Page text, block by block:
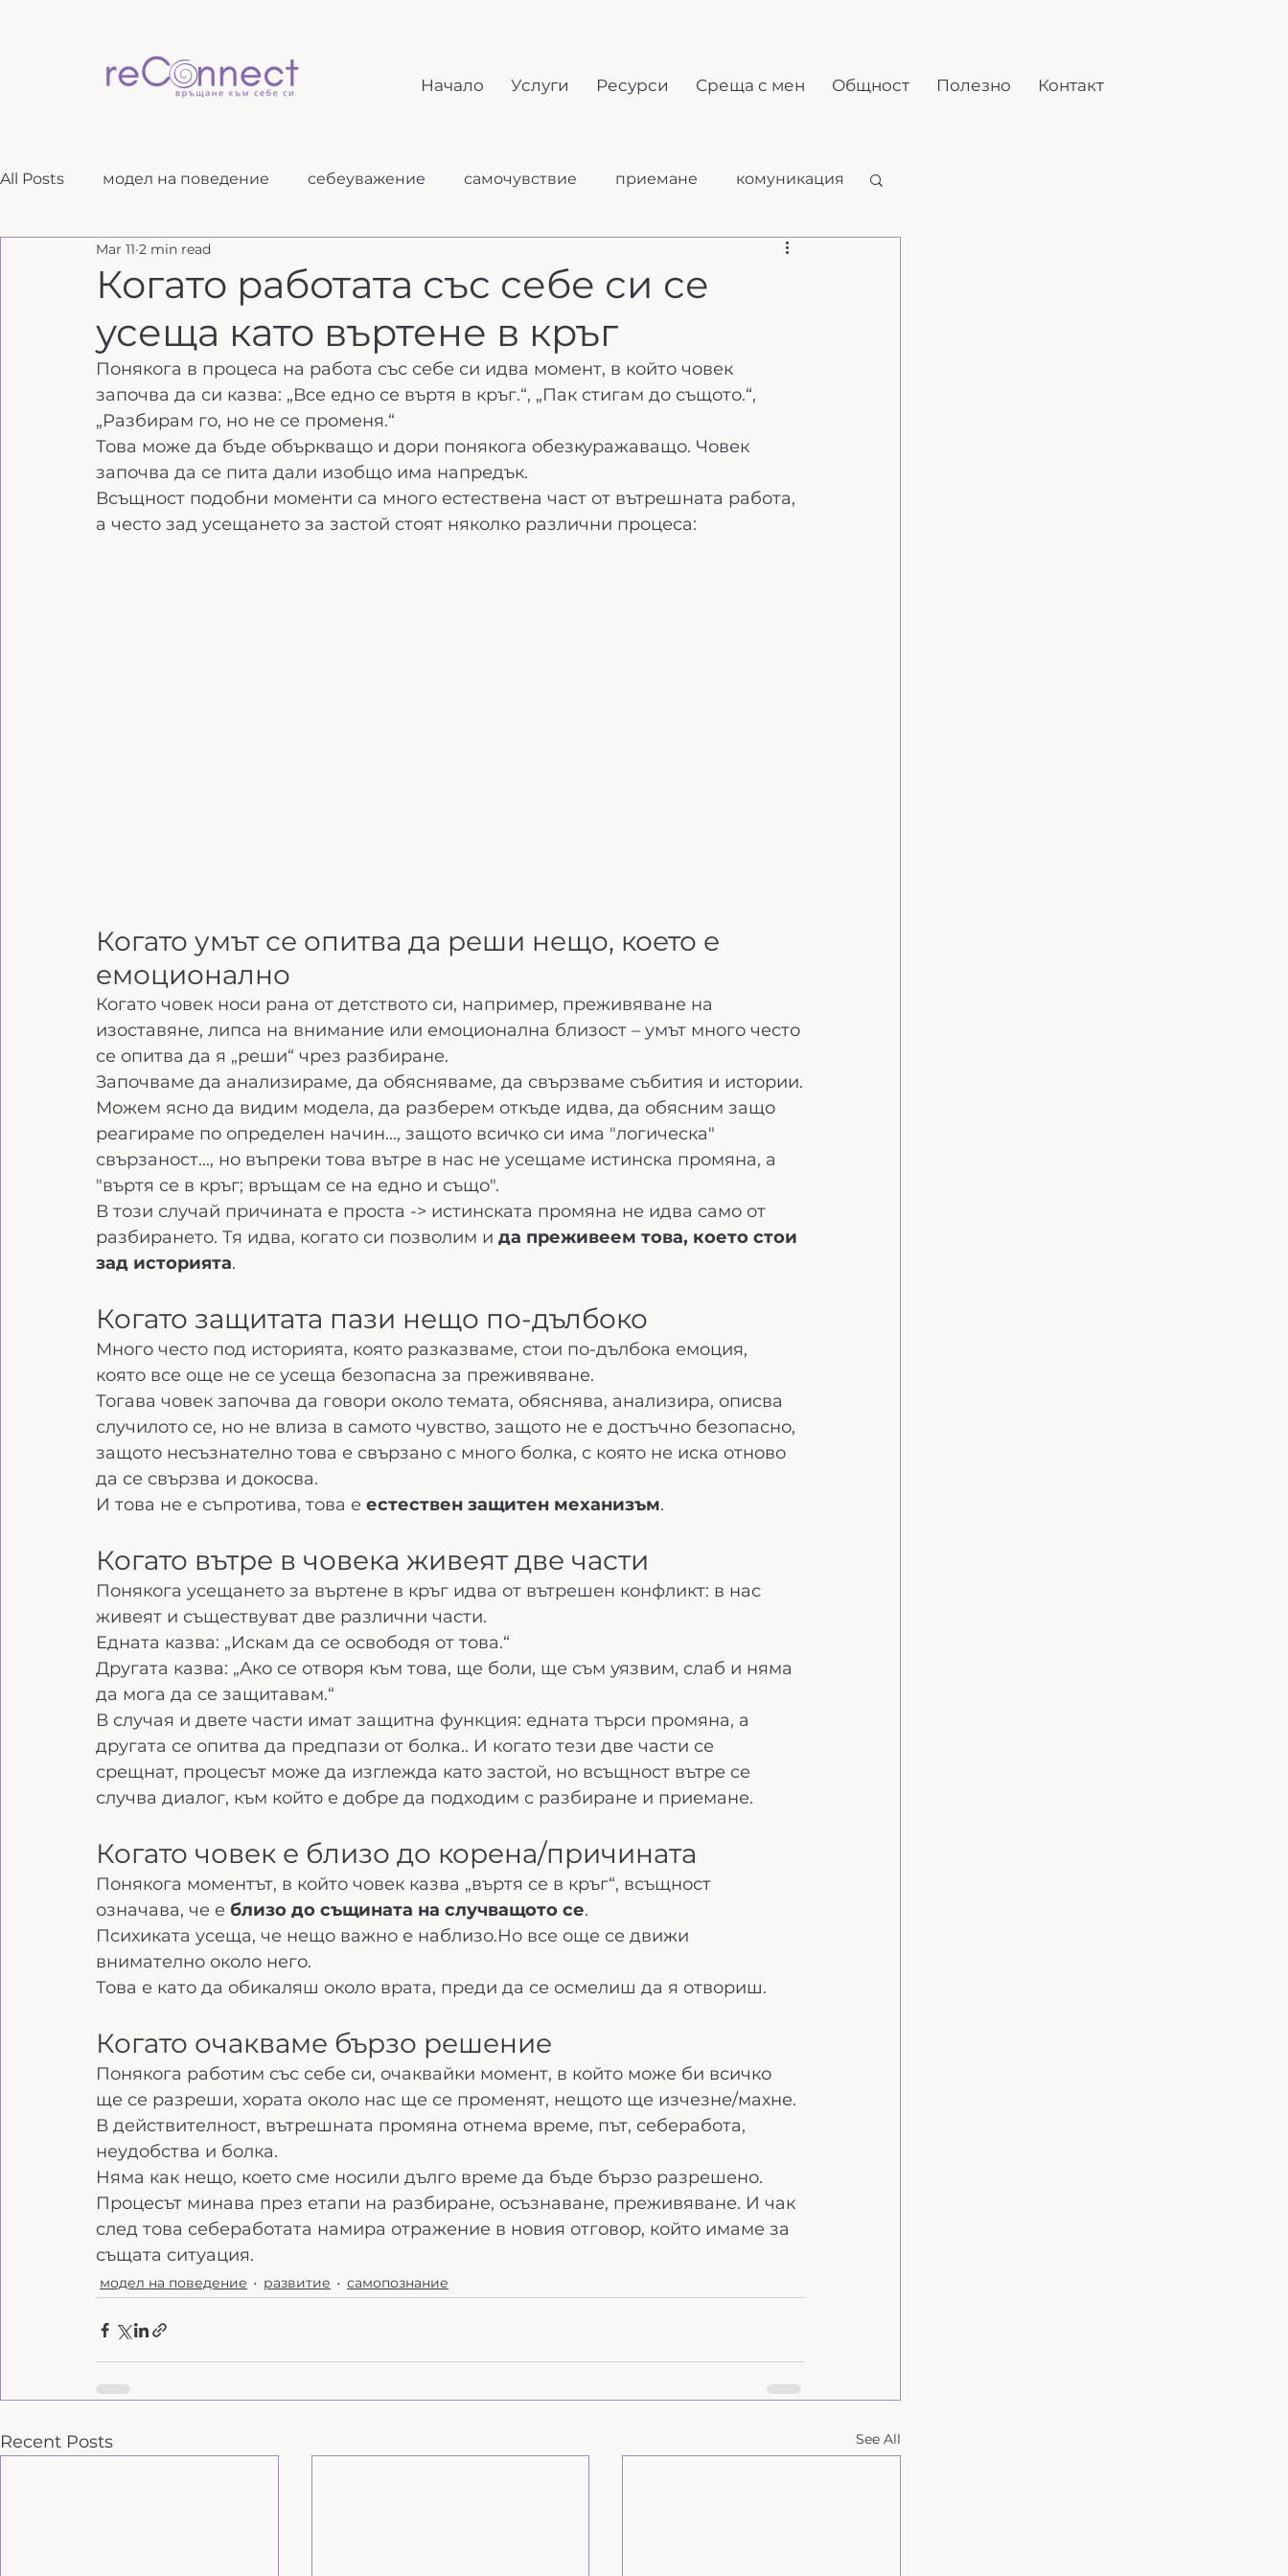
Начало Услуги Ресурси Среща с мен Общност Полезно Контакт
All Posts модел на поведение себеуважение самочувствие приемане комуникация
как говоря развитие
самонаблюдение възпитание
Когато работата със себе си се
усеща като въртене в кръг
Mar 11 2 min read
Понякога в процеса на работа със себе си идва момент, в който човек
започва да си казва: „Все едно се въртя в кръг.“, „Пак стигам до същото.“,
„Разбирам го, но не се променя.“
Това може да бъде объркващо и дори понякога обезкуражаващо. Човек
започва да се пита дали изобщо има напредък.
Всъщност подобни моменти са много естествена част от вътрешната работа,
а често зад усещането за застой стоят няколко различни процеса:
Когато умът се опитва да реши нещо, което е
емоционално
Когато човек носи рана от детството си, например, преживяване на
изоставяне, липса на внимание или емоционална близост – умът много често
се опитва да я „реши“ чрез разбиране.
Започваме да анализираме, да обясняваме, да свързваме събития и истории.
Можем ясно да видим модела, да разберем откъде идва, да обясним защо
реагираме по определен начин..., защото всичко си има "логическа"
свързаност..., но въпреки това вътре в нас не усещаме истинска промяна, а
"въртя се в кръг; връщам се на едно и също".
В този случай причината е проста -> истинската промяна не идва само от
разбирането. Тя идва, когато си позволим и да преживеем това, което стои
зад историята.
Когато защитата пази нещо по-дълбоко
Много често под историята, която разказваме, стои по-дълбока емоция,
която все още не се усеща безопасна за преживяване.
Тогава човек започва да говори около темата, обяснява, анализира, описва
случилото се, но не влиза в самото чувство, защото не е достъчно безопасно,
защото несъзнателно това е свързано с много болка, с която не иска отново
да се свързва и докосва.
И това не е съпротива, това е естествен защитен механизъм.
Когато вътре в човека живеят две части
Понякога усещането за въртене в кръг идва от вътрешен конфликт: в нас
живеят и съществуват две различни части.
Едната казва: „Искам да се освободя от това.“
Другата казва: „Ако се отворя към това, ще боли, ще съм уязвим, слаб и няма
да мога да се защитавам.“
В случая и двете части имат защитна функция: едната търси промяна, а
другата се опитва да предпази от болка.. И когато тези две части се
срещнат, процесът може да изглежда като застой, но всъщност вътре се
случва диалог, към който е добре да подходим с разбиране и приемане.
Когато човек е близо до корена/причината
Понякога моментът, в който човек казва „въртя се в кръг“, всъщност
означава, че е близо до същината на случващото се.
Психиката усеща, че нещо важно е наблизо.Но все още се движи
внимателно около него.
Това е като да обикаляш около врата, преди да се осмелиш да я отвориш.
Когато очакваме бързо решение
Понякога работим със себе си, очаквайки момент, в който може би всичко
ще се разреши, хората около нас ще се променят, нещото ще изчезне/махне.
В действителност, вътрешната промяна отнема време, път, себеработа,
неудобства и болка.
Няма как нещо, което сме носили дълго време да бъде бързо разрешено.
Процесът минава през етапи на разбиране, осъзнаване, преживяване. И чак
след това себеработата намира отражение в новия отговор, който имаме за
същата ситуация.
модел на поведение развитие самопознание
Recent Posts See All